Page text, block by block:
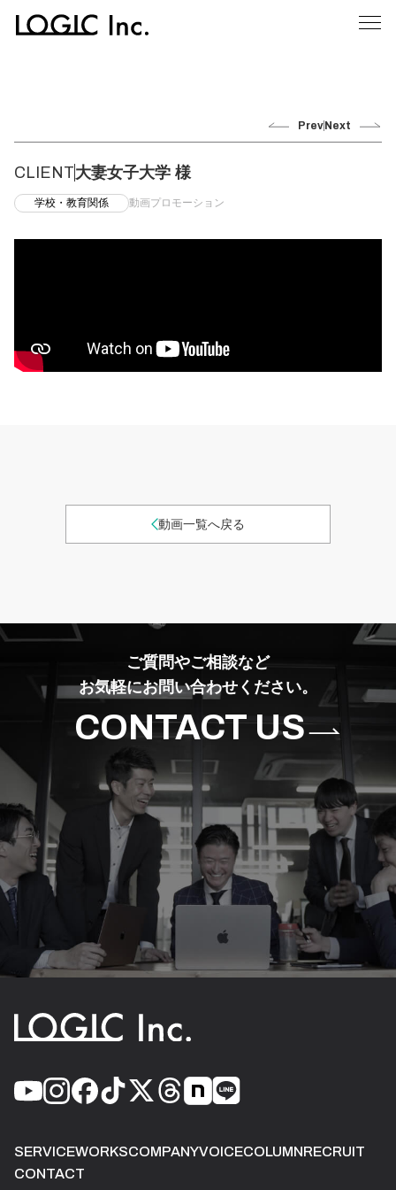
Prev Next
CLIENT大妻女子大学 様
学校・教育関係 動画プロモーション
動画一覧へ戻る
ご質問やご相談など
お気軽にお問い合わせください。
CONTACT US
SERVICEWORKSCOMPANYVOICECOLUMNRECRUIT
CONTACT